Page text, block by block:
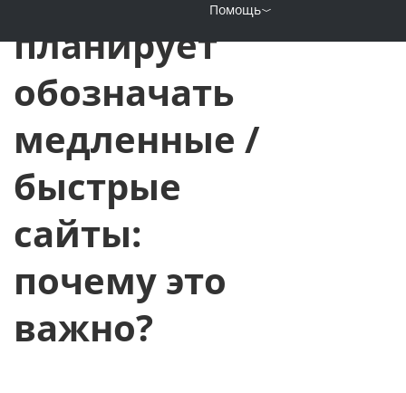
Помощь
планирует
обозначать
медленные /
быстрые
сайты:
почему это
важно?